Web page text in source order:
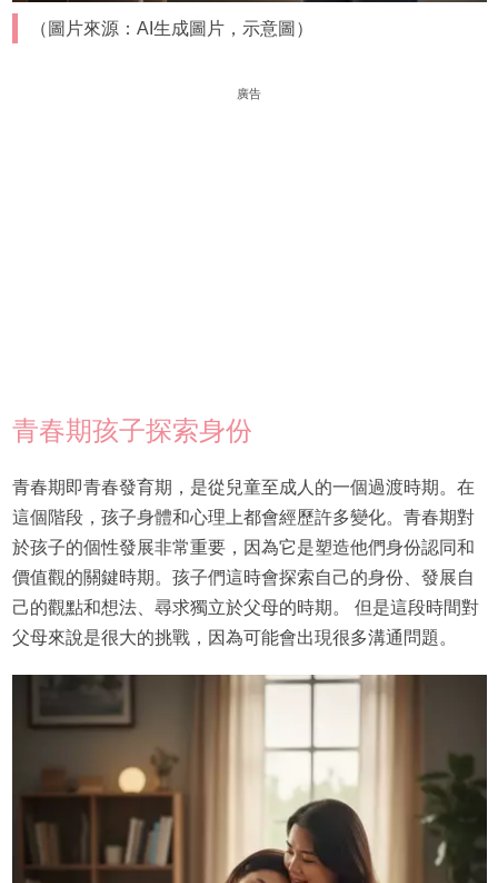
（圖片來源：AI生成圖片，示意圖）
廣告
青春期孩子探索身份
青春期即青春發育期，是從兒童至成人的一個過渡時期。在
這個階段，孩子身體和心理上都會經歷許多變化。青春期對
於孩子的個性發展非常重要，因為它是塑造他們身份認同和
價值觀的關鍵時期。孩子們這時會探索自己的身份、發展自
己的觀點和想法、尋求獨立於父母的時期。 但是這段時間對
父母來說是很大的挑戰，因為可能會出現很多溝通問題。